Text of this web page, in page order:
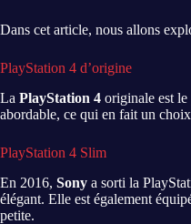
Dans cet article, nous allons
PlayStation 4 d’origine
La PlayStation 4 originale est le
abordable, ce qui en fait un
PlayStation 4 Slim
En 2016, Sony a sorti la
élégant. Elle est également
petite.